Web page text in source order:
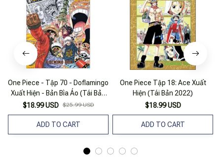
One Piece - Tập 70 - Doflamingo
Xuất Hiện - Bản Bìa Áo (Tái Bản
2025)
$18.99 USD $25.99 USD
ADD TO CART
One Piece Tập 18: Ace Xuất
Hiện (Tái Bản 2022)
$18.99 USD
ADD TO CART